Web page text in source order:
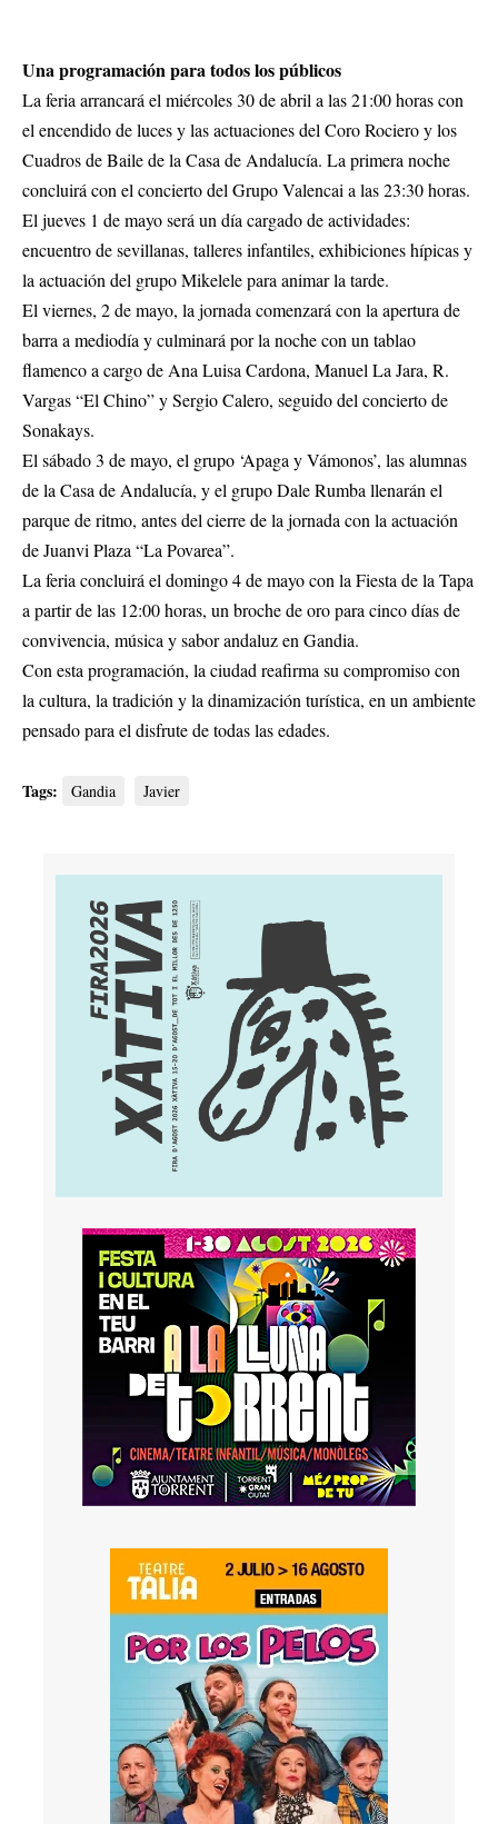
Una programación para todos los públicos
La feria arrancará el miércoles 30 de abril a las 21:00 horas con
el encendido de luces y las actuaciones del Coro Rociero y los
Cuadros de Baile de la Casa de Andalucía. La primera noche
concluirá con el concierto del Grupo Valencai a las 23:30 horas.
El jueves 1 de mayo será un día cargado de actividades:
encuentro de sevillanas, talleres infantiles, exhibiciones hípicas y
la actuación del grupo Mikelele para animar la tarde.
El viernes, 2 de mayo, la jornada comenzará con la apertura de
barra a mediodía y culminará por la noche con un tablao
flamenco a cargo de Ana Luisa Cardona, Manuel La Jara, R.
Vargas “El Chino” y Sergio Calero, seguido del concierto de
Sonakays.
El sábado 3 de mayo, el grupo ‘Apaga y Vámonos’, las alumnas
de la Casa de Andalucía, y el grupo Dale Rumba llenarán el
parque de ritmo, antes del cierre de la jornada con la actuación
de Juanvi Plaza “La Povarea”.
La feria concluirá el domingo 4 de mayo con la Fiesta de la Tapa
a partir de las 12:00 horas, un broche de oro para cinco días de
convivencia, música y sabor andaluz en Gandia.
Con esta programación, la ciudad reafirma su compromiso con
la cultura, la tradición y la dinamización turística, en un ambiente
pensado para el disfrute de todas las edades.
Tags: Gandia Javier